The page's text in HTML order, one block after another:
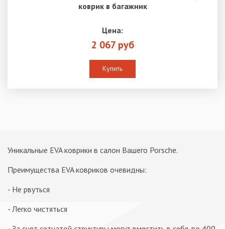
коврик в багажник
Цена:
2 067 руб
Купить
Уникальные EVA коврики в салон Вашего Porsche.
Преимущества EVA ковриков очевидны:
- Не рвуться
- Легко чистяться